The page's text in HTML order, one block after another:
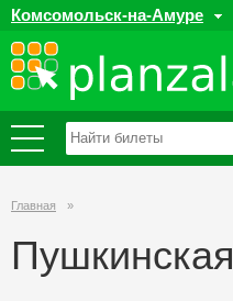
Комсомольск-на-Амуре
Главная »